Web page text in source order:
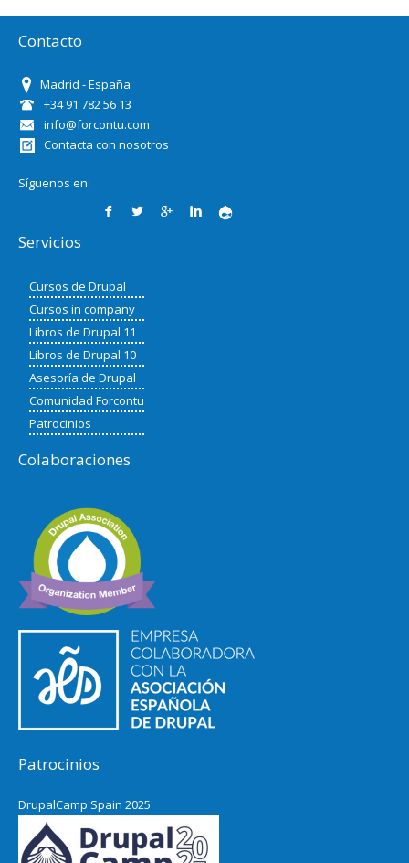
Contacto
Madrid - España
+34 91 782 56 13
info@forcontu.com
Contacta con nosotros
Síguenos en:
Servicios
Cursos de Drupal
Cursos in company
Libros de Drupal 11
Libros de Drupal 10
Asesoría de Drupal
Comunidad Forcontu
Patrocinios
Colaboraciones
Patrocinios
DrupalCamp Spain 2025
Pacific Northwest Drupal Summit
2024